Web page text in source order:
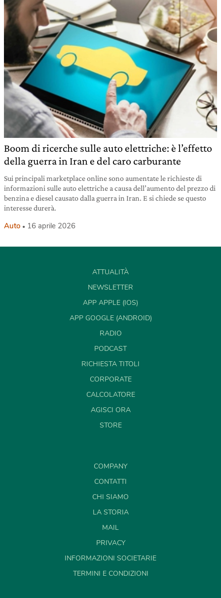
Boom di ricerche sulle auto elettriche: è l’effetto
della guerra in Iran e del caro carburante
Sui principali marketplace online sono aumentate le richieste di
informazioni sulle auto elettriche a causa dell’aumento del prezzo di
benzina e diesel causato dalla guerra in Iran. E si chiede se questo
interesse durerà.
Auto 16 aprile 2026
ATTUALITÀ
NEWSLETTER
APP APPLE (IOS)
APP GOOGLE (ANDROID)
RADIO
PODCAST
RICHIESTA TITOLI
CORPORATE
CALCOLATORE
AGISCI ORA
STORE
COMPANY
CONTATTI
CHI SIAMO
LA STORIA
MAIL
PRIVACY
INFORMAZIONI SOCIETARIE
TERMINI E CONDIZIONI